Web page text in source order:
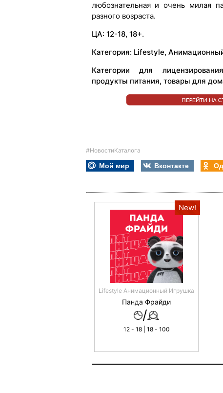
любознательная и очень милая
разного возраста.
ЦА: 12-18, 18+.
Категория: Lifestyle,
Категории для
продукты питания, товары для
#НовостиКаталога
Мой мир Вконтакте
New!
Lifestyle Анимационный Игрушка
Панда Фрайди
/
12 - 18 | 18 - 100